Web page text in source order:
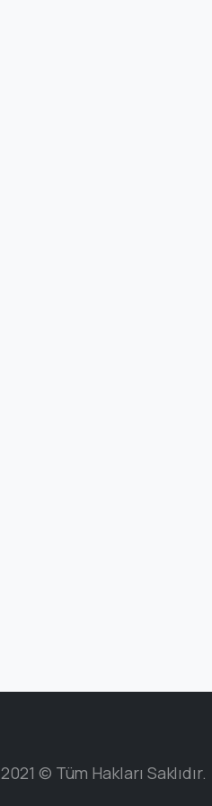
2021 © Tüm Hakları Saklıdır.